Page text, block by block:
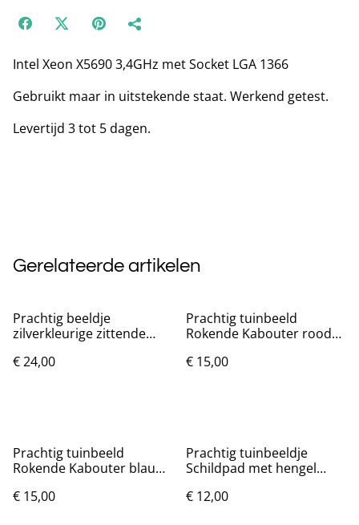
Intel Xeon X5690 3,4GHz met Socket LGA 1366
Gebruikt maar in uitstekende staat. Werkend getest.
Levertijd 3 tot 5 dagen.
Gerelateerde artikelen
Prachtig beeldje
zilverkleurige zittende
€ 24,00
Prachtig tuinbeeld
Rokende Kabouter rood
€ 15,00
Prachtig tuinbeeld
Rokende Kabouter blauw
€ 15,00
Prachtig tuinbeeldje
Schildpad met hengel
€ 12,00